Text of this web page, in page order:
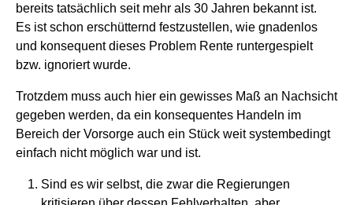
bereits tatsächlich seit mehr als 30 Jahren bekannt ist.
Es ist schon erschütternd festzustellen, wie gnadenlos
und konsequent dieses Problem Rente runtergespielt
bzw. ignoriert wurde.
Trotzdem muss auch hier ein gewisses Maß an Nachsicht
gegeben werden, da ein konsequentes Handeln im
Bereich der Vorsorge auch ein Stück weit systembedingt
einfach nicht möglich war und ist.
Sind es wir selbst, die zwar die Regierungen